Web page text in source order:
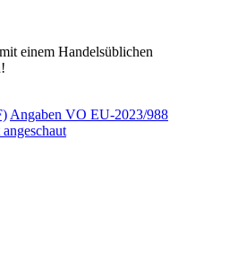
einem Handelsüblichen
Angaben VO EU-2023/988